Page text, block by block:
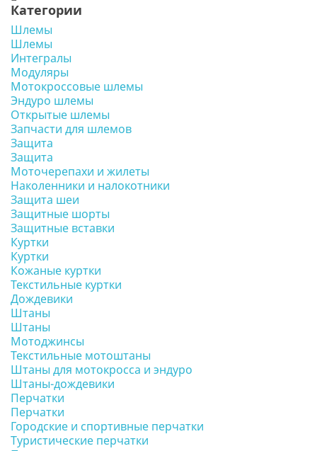
Категории
Шлемы
Шлемы
Интегралы
Модуляры
Мотокроссовые шлемы
Эндуро шлемы
Открытые шлемы
Запчасти для шлемов
Защита
Защита
Моточерепахи и жилеты
Наколенники и налокотники
Защита шеи
Защитные шорты
Защитные вставки
Куртки
Куртки
Кожаные куртки
Текстильные куртки
Дождевики
Штаны
Штаны
Мотоджинсы
Текстильные мотоштаны
Штаны для мотокросса и эндуро
Штаны-дождевики
Перчатки
Перчатки
Городские и спортивные перчатки
Туристические перчатки